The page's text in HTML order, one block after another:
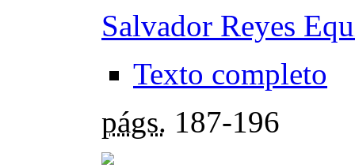
Salvador Reyes
Texto completo
págs. 187-196